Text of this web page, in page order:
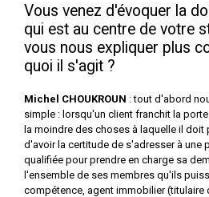
Vous venez d'évoquer la
qui est au centre de votre
vous nous expliquer plus
quoi il s'agit ?
Michel CHOUKROUN : tout d'abord
simple : lorsqu'un client franchit la
la moindre des choses à laquelle il doit
d'avoir la certitude de s'adresser à une
qualifiée pour prendre en charge sa
l'ensemble de ses membres qu'ils
compétence, agent immobilier (titulaire